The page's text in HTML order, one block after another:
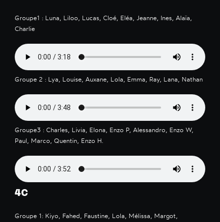
Groupe1 : Luna, Liloo, Lucas, Cloé, Eléa, Jeanne, Ines, Alaïa,
Charlie
Groupe 2 : Lya, Louise, Auxane, Lola, Emma, Ray, Lana, Nathan
Groupe3 : Charles, Livia, Elona, Enzo P, Alessandro, Enzo W,
Paul, Marco, Quentin, Enzo H.
4C
Groupe 1: Kiyo, Fahed, Faustine, Lola, Mélissa, Margot,